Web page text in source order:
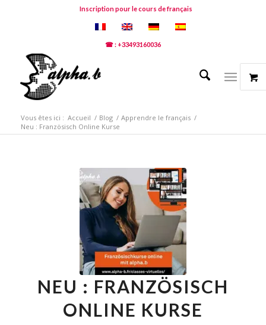
Inscription pour le cours de français
☎ : +33493160036
Vous êtes ici : Accueil / Blog / Apprendre le français /
Neu : Französisch Online Kurse
NEU : FRANZÖSISCH
ONLINE KURSE